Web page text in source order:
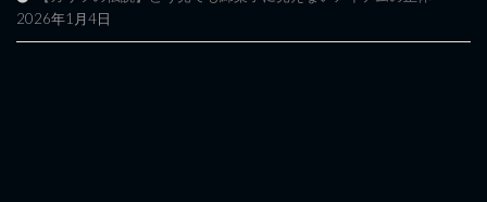
2026年1月4日